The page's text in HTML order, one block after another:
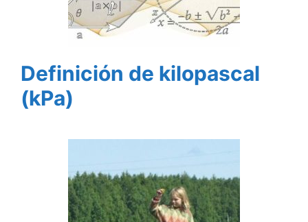
Definición de kilopascal
(kPa)